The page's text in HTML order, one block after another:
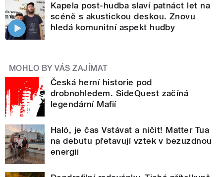
Kapela post-hudba slaví patnáct let na
scéně s akustickou deskou. Znovu
hledá komunitní aspekt hudby
MOHLO BY VÁS ZAJÍMAT
Česká herní historie pod
drobnohledem. SideQuest začíná
legendární Mafií
Haló, je čas Vstávat a ničit! Matter Tua
na debutu přetavují vztek v bezuzdnou
energii